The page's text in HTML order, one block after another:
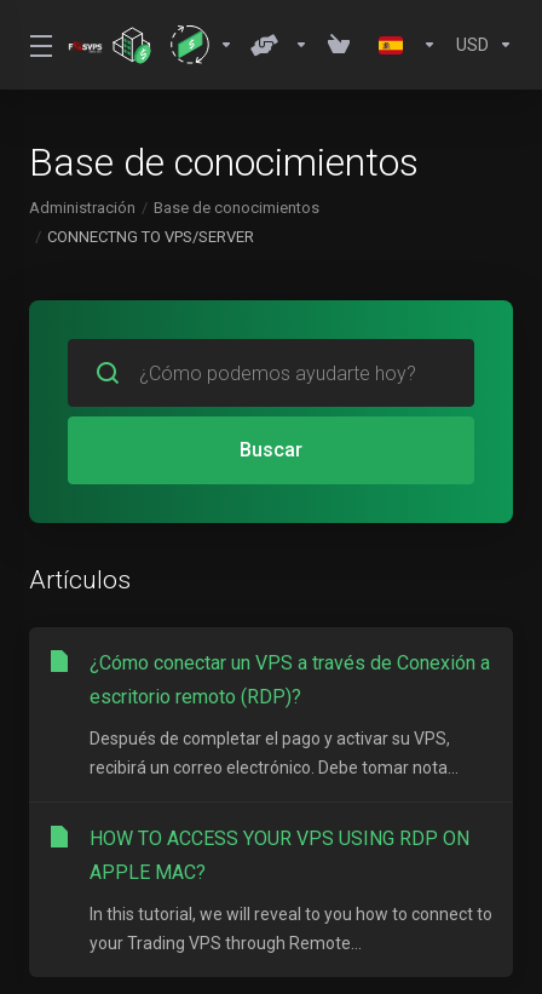
USD
Base de conocimientos
Administración
Base de conocimientos
CONNECTNG TO VPS/SERVER
Buscar
Artículos
¿Cómo conectar un VPS a través de Conexión a
escritorio remoto (RDP)?
Después de completar el pago y activar su VPS,
recibirá un correo electrónico. Debe tomar nota...
HOW TO ACCESS YOUR VPS USING RDP ON
APPLE MAC?
In this tutorial, we will reveal to you how to connect to
your Trading VPS through Remote...